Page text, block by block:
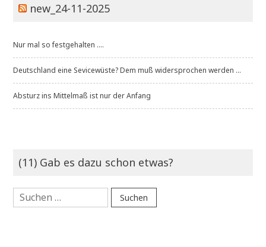
new_24-11-2025
Nur mal so festgehalten ....
Deutschland eine Sevicewüste? Dem muß widersprochen werden ...
Absturz ins Mittelmaß ist nur der Anfang
(11) Gab es dazu schon etwas?
Suchen
nach: